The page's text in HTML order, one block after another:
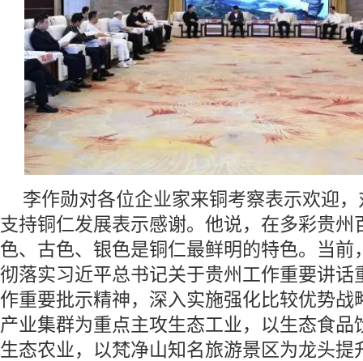
李作勋对各位企业家来铜考察表示欢迎
支持铜仁发展表示感谢。他说，在多彩贵州
色、古色、银色是铜仁最鲜明的特色。当前
彻落实习近平总书记关于贵州工作重要讲话
作重要批示精神，深入实施强化比较优势战
产业集群为重点主攻生态工业，以生态食品
生态农业，以梵净山知名旅游景区为龙头提